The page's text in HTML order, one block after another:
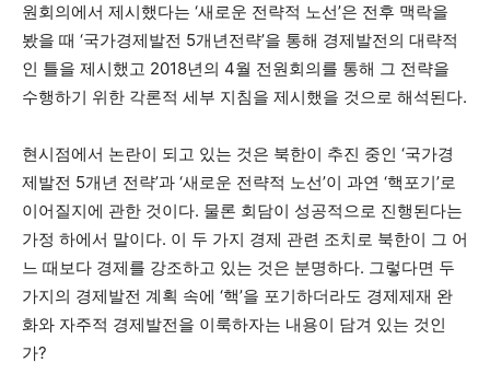
원회의에서 제시했다는 ‘새로운 전략적 노선’은 전후 맥락을
봤을 때 ‘국가경제발전 5개년전략’을 통해 경제발전의 대략적
인 틀을 제시했고 2018년의 4월 전원회의를 통해 그 전략을
수행하기 위한 각론적 세부 지침을 제시했을 것으로 해석된다.
현시점에서 논란이 되고 있는 것은 북한이 추진 중인 ‘국가경
제발전 5개년 전략’과 ‘새로운 전략적 노선’이 과연 ‘핵포기’로
이어질지에 관한 것이다. 물론 회담이 성공적으로 진행된다는
가정 하에서 말이다. 이 두 가지 경제 관련 조치로 북한이 그 어
느 때보다 경제를 강조하고 있는 것은 분명하다. 그렇다면 두
가지의 경제발전 계획 속에 ‘핵’을 포기하더라도 경제제재 완
화와 자주적 경제발전을 이룩하자는 내용이 담겨 있는 것인
가?